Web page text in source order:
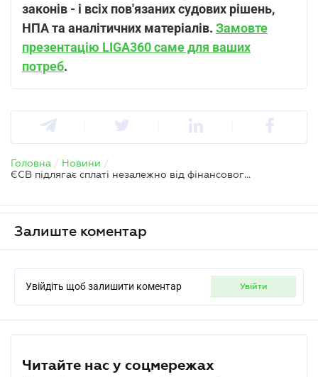
законів - і всіх пов'язаних судових рішень,
НПА та аналітичних матеріалів. Замовте
презентацію LIGA360 саме для ваших
потреб.
Головна / Новини /
ЄСВ підлягає сплаті незалежно від фінансового стану – ДПС
Залиште коментар
Увійдіть щоб залишити коментар увійти
Читайте нас у соцмережах